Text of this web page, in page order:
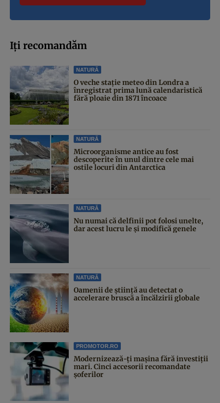
Iți recomandăm
NATURĂ
O veche stație meteo din Londra a
înregistrat prima lună calendaristică
fără ploaie din 1871 încoace
NATURĂ
Microorganisme antice au fost
descoperite în unul dintre cele mai
ostile locuri din Antarctica
NATURĂ
Nu numai că delfinii pot folosi unelte,
dar acest lucru le și modifică genele
NATURĂ
Oamenii de știință au detectat o
accelerare bruscă a încălzirii globale
PROMOTOR.RO
Modernizează-ți mașina fără investiții
mari. Cinci accesorii recomandate
șoferilor